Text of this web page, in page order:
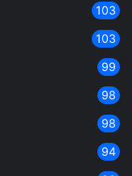
103
103
99
98
98
94